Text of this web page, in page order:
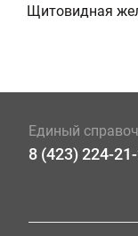
Щитовидная
Единый
8 (423) 224-